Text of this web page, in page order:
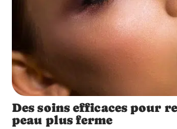
Des soins efficaces pour
peau plus ferme